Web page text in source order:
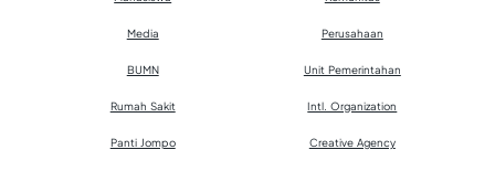
Media Perusahaan
BUMN Unit Pemerintahan
Rumah Sakit Intl. Organization
Panti Jompo Creative Agency